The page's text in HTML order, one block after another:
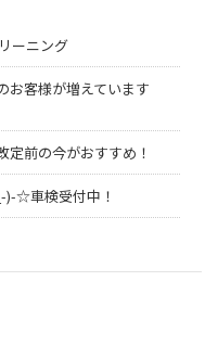
ーニング
お客様が増えています
定前の今がおすすめ！
)-☆車検受付中！